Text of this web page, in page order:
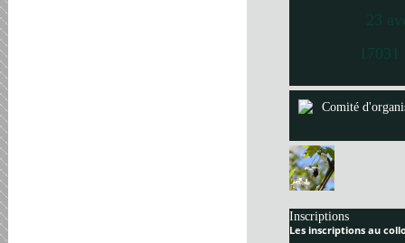
23
Comité
Inscriptions
Les inscriptions au